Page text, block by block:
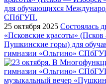
25 октября 2025 Состоялась
«Псковские красоты»
Пушкинские горы) для
гимназии «Ольгино»